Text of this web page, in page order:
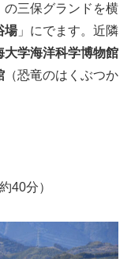
の三保グランドを横
場」にでます。近隣
大学海洋科学博物館
（恐竜のはくぶつか
40分）